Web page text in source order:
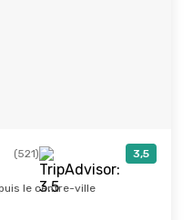
(521) 3,5
le centre-ville